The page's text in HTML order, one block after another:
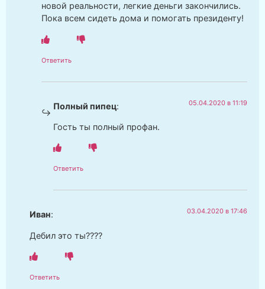
новой реальности, легкие деньги закончились.
Пока всем сидеть дома и помогать президенту!
Ответить
Полный пипец: 05.04.2020 в 11:19
Гость ты полный профан.
Ответить
Иван: 03.04.2020 в 17:46
Дебил это ты????
Ответить